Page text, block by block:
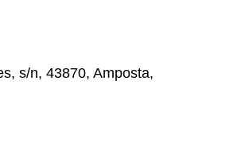
s/n, 43870, Amposta,